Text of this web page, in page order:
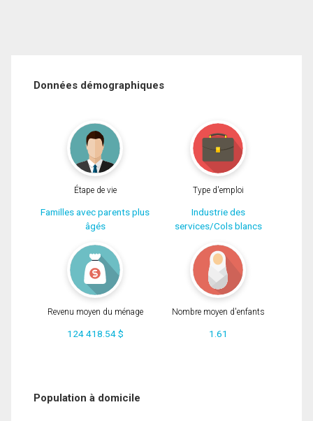
Données démographiques
Étape de vie
Familles avec parents plus
âgés
Type d'emploi
Industrie des
services/Cols blancs
Revenu moyen du ménage
124 418.54 $
Nombre moyen d'enfants
1.61
Population à domicile